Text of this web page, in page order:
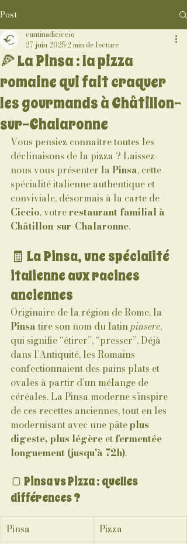
Post
🍕 La Pinsa : la pizza
romaine qui fait craquer
les gourmands à Châtillon-
sur-Chalaronne
cantinadiciccio
27 juin 20252 min de lecture
Vous pensiez connaître toutes les
déclinaisons de la pizza ? Laissez-
nous vous présenter la Pinsa, cette
spécialité italienne authentique et
conviviale, désormais à la carte de
Ciccio, votre restaurant familial à
Châtillon-sur-Chalaronne.
🧾 La Pinsa, une spécialité
italienne aux racines
anciennes
Originaire de la région de Rome, la
Pinsa tire son nom du latin pinsere,
qui signifie “étirer”, “presser”. Déjà
dans l’Antiquité, les Romains
confectionnaient des pains plats et
ovales à partir d’un mélange de
céréales. La Pinsa moderne s’inspire
de ces recettes anciennes, tout en les
modernisant avec une pâte plus
digeste, plus légère et fermentée
longuement (jusqu'à 72h).
🍞 Pinsa vs Pizza : quelles
différences ?
Pinsa
Pizza